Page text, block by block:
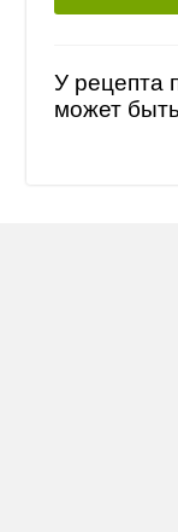
У рецепта
может